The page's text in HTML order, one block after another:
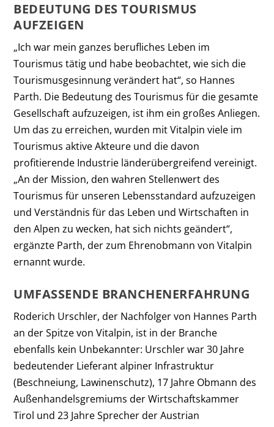
BEDEUTUNG DES TOURISMUS
AUFZEIGEN
„Ich war mein ganzes berufliches Leben im
Tourismus tätig und habe beobachtet, wie sich die
Tourismusgesinnung verändert hat“, so Hannes
Parth. Die Bedeutung des Tourismus für die gesamte
Gesellschaft aufzuzeigen, ist ihm ein großes Anliegen.
Um das zu erreichen, wurden mit Vitalpin viele im
Tourismus aktive Akteure und die davon
profitierende Industrie länderübergreifend vereinigt.
„An der Mission, den wahren Stellenwert des
Tourismus für unseren Lebensstandard aufzuzeigen
und Verständnis für das Leben und Wirtschaften in
den Alpen zu wecken, hat sich nichts geändert“,
ergänzte Parth, der zum Ehrenobmann von Vitalpin
ernannt wurde.
UMFASSENDE BRANCHENERFAHRUNG
Roderich Urschler, der Nachfolger von Hannes Parth
an der Spitze von Vitalpin, ist in der Branche
ebenfalls kein Unbekannter: Urschler war 30 Jahre
bedeutender Lieferant alpiner Infrastruktur
(Beschneiung, Lawinenschutz), 17 Jahre Obmann des
Außenhandelsgremiums der Wirtschaftskammer
Tirol und 23 Jahre Sprecher der Austrian